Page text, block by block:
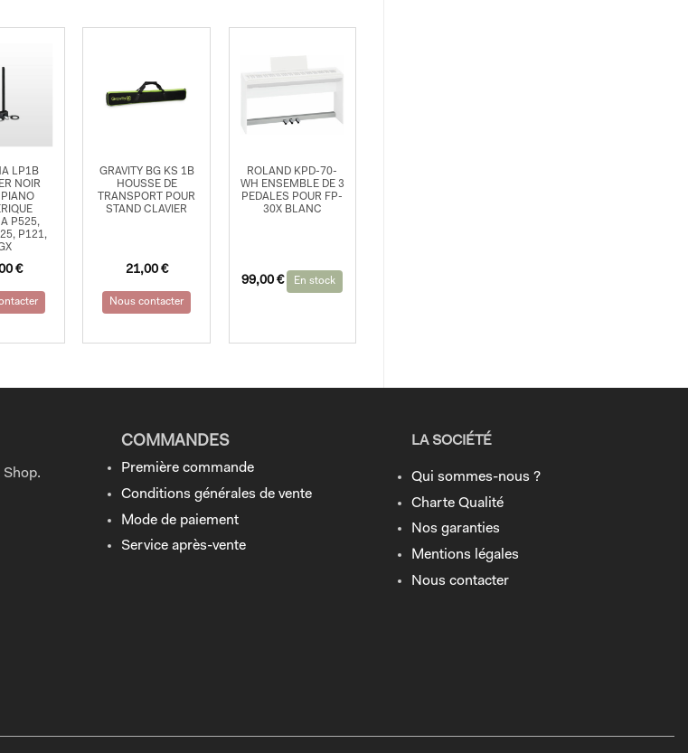
LP1B
NOIR
PIANO
P525,
P121,
€
GRAVITY BG KS 1B
HOUSSE DE
TRANSPORT POUR
STAND CLAVIER
21,00 €
Nous contacter
ROLAND KPD-70-
WH ENSEMBLE DE 3
PEDALES POUR FP-
30X BLANC
99,00€ En stock
COMMANDES
Première commande
Conditions générales de vente
Mode de paiement
Service après-vente
LA SOCIÉTÉ
Qui sommes-nous ?
Charte Qualité
Nos garanties
Mentions légales
Nous contacter